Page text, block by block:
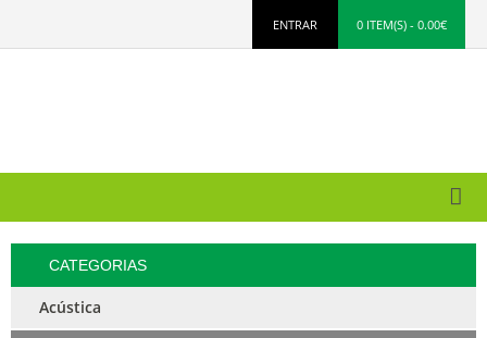
ENTRAR 0 ITEM(S) - 0.00€
CATEGORIAS
Acústica